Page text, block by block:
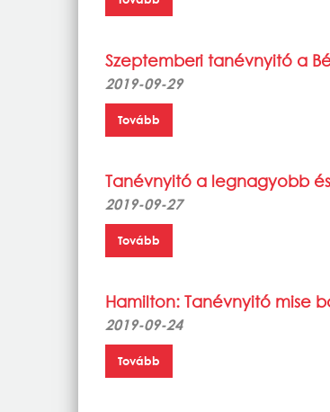
Szeptemberi tanévnyitó a
2019-09-29
Tovább
Tanévnyitó a legnagyobb
2019-09-27
Tovább
Hamilton: Tanévnyitó mise
2019-09-24
Tovább